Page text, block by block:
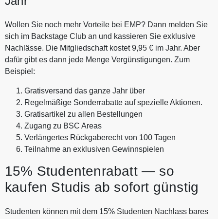
Wollen Sie noch mehr Vorteile bei EMP? Dann melden Sie
sich im Backstage Club an und kassieren Sie exklusive
Nachlässe. Die Mitgliedschaft kostet 9,95 € im Jahr. Aber
dafür gibt es dann jede Menge Vergünstigungen. Zum
Beispiel:
Gratisversand das ganze Jahr über
Regelmäßige Sonderrabatte auf spezielle Aktionen.
Gratisartikel zu allen Bestellungen
Zugang zu BSC Areas
Verlängertes Rückgaberecht von 100 Tagen
Teilnahme an exklusiven Gewinnspielen
15% Studentenrabatt — so
kaufen Studis ab sofort günstig
Studenten können mit dem 15% Studenten Nachlass bares